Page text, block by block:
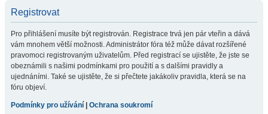
Registrovat
Pro přihlášení musíte být registrován. Registrace trvá jen pár vteřin a dává
vám mnohem větší možnosti. Administrátor fóra též může dávat rozšířené
pravomoci registrovaným uživatelům. Před registrací se ujistěte, že jste se
obeznámili s našimi podmínkami pro použití a s dalšími pravidly a
ujednáními. Také se ujistěte, že si přečtete jakákoliv pravidla, která se na
fóru objeví.
Podmínky pro užívání Ochrana soukromí